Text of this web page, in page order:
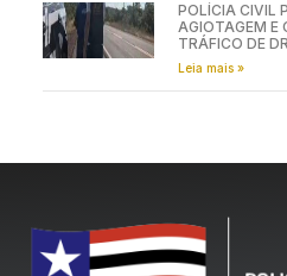
POLÍCIA CIVIL
AGIOTAGEM E
TRÁFICO DE
Leia mais »